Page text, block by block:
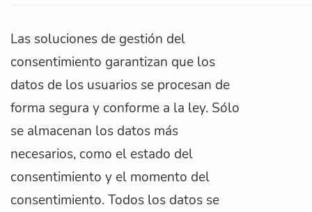
Las soluciones de gestión del
consentimiento garantizan que los
datos de los usuarios se procesan de
forma segura y conforme a la ley. Sólo
se almacenan los datos más
necesarios, como el estado del
consentimiento y el momento del
consentimiento. Todos los datos se